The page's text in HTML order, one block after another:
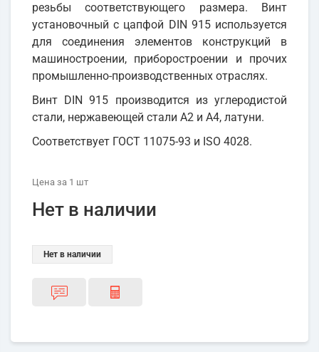
резьбы соответствующего размера. Винт
установочный с цапфой DIN 915 используется
для соединения элементов конструкций в
машиностроении, приборостроении и прочих
промышленно-производственных отраслях.
Винт DIN 915 производится из углеродистой
стали, нержавеющей стали А2 и А4, латуни.
Соответствует ГОСТ 11075-93 и ISO 4028.
Цена за 1 шт
Нет в наличии
Нет в наличии